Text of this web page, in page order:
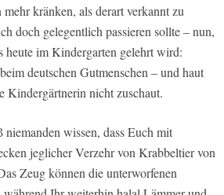
mehr kränken, als derart verkannt zu
doch gelegentlich passieren sollte – nun,
heute im Kindergarten gelehrt wird:
deutschen Gutmenschen – und haut
Kindergärtnerin nicht zuschaut.
wissen, dass Euch mit
jeglicher Verzehr von Krabbeltier von
Zeug können die unterworfenen